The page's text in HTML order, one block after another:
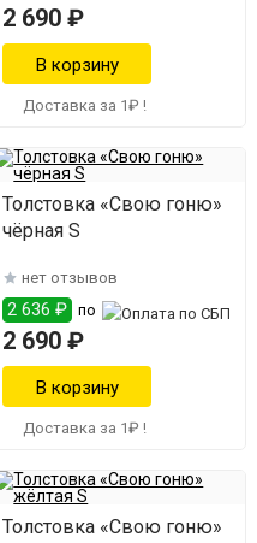
2 690 ₽
Доставка за 1₽ !
Толстовка «Свою гоню»
чёрная S
нет отзывов
2 636 ₽ по
2 690 ₽
Доставка за 1₽ !
Толстовка «Свою гоню»